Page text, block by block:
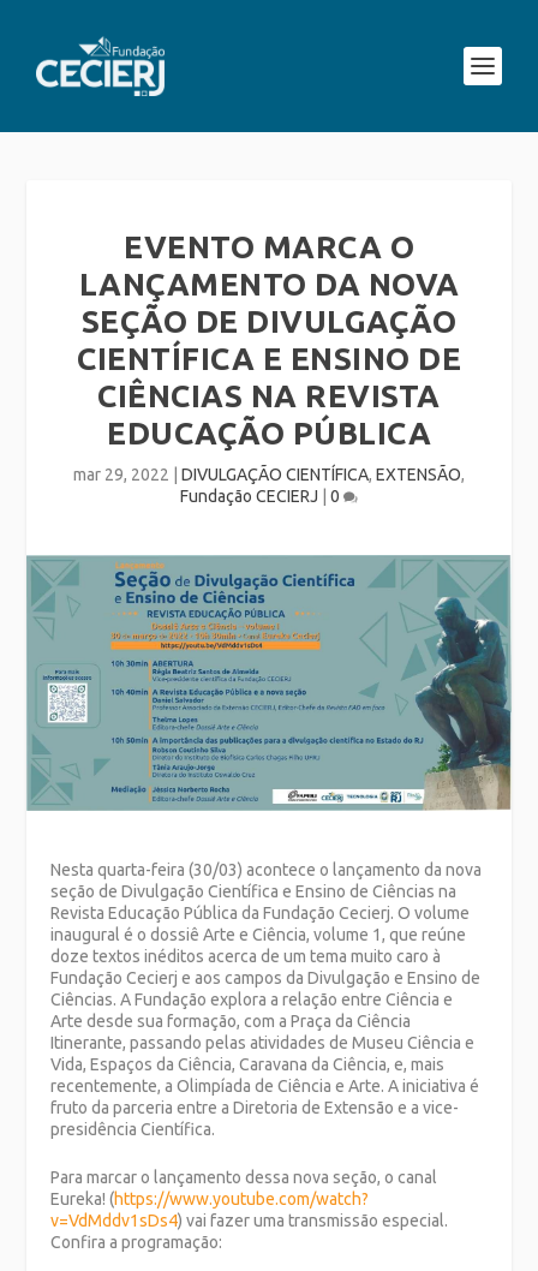
EVENTO MARCA O
LANÇAMENTO DA NOVA
SEÇÃO DE DIVULGAÇÃO
CIENTÍFICA E ENSINO DE
CIÊNCIAS NA REVISTA
EDUCAÇÃO PÚBLICA
mar 29, 2022 DIVULGAÇÃO CIENTÍFICA, EXTENSÃO,
Fundação CECIERJ
0
Nesta quarta-feira (30/03) acontece o lançamento da nova
seção de Divulgação Científica e Ensino de Ciências na
Revista Educação Pública da Fundação Cecierj. O volume
inaugural é o dossiê Arte e Ciência, volume 1, que reúne
doze textos inéditos acerca de um tema muito caro à
Fundação Cecierj e aos campos da Divulgação e Ensino de
Ciências. A Fundação explora a relação entre Ciência e
Arte desde sua formação, com a Praça da Ciência
Itinerante, passando pelas atividades de Museu Ciência e
Vida, Espaços da Ciência, Caravana da Ciência, e, mais
recentemente, a Olimpíada de Ciência e Arte. A iniciativa é
fruto da parceria entre a Diretoria de Extensão e a vice-
presidência Científica.
Para marcar o lançamento dessa nova seção, o canal
Eureka! (https://www.youtube.com/watch?
v=VdMddv1sDs4) vai fazer uma transmissão especial.
Confira a programação: